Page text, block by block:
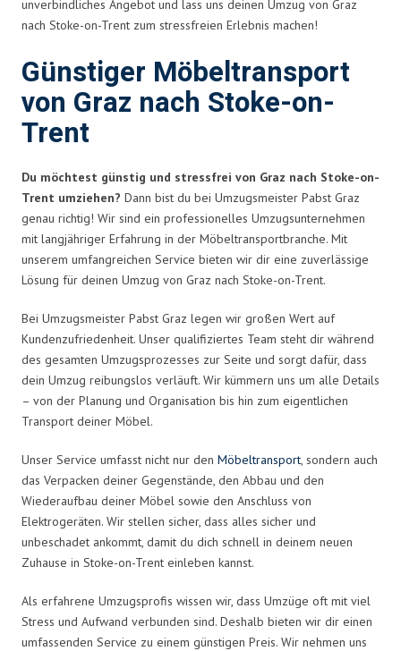
unverbindliches Angebot und lass uns deinen Umzug von Graz
nach Stoke-on-Trent zum stressfreien Erlebnis machen!
Günstiger Möbeltransport
von Graz nach Stoke-on-
Trent
Du möchtest günstig und stressfrei von Graz nach Stoke-on-
Trent umziehen? Dann bist du bei Umzugsmeister Pabst Graz
genau richtig! Wir sind ein professionelles Umzugsunternehmen
mit langjähriger Erfahrung in der Möbeltransportbranche. Mit
unserem umfangreichen Service bieten wir dir eine zuverlässige
Lösung für deinen Umzug von Graz nach Stoke-on-Trent.
Bei Umzugsmeister Pabst Graz legen wir großen Wert auf
Kundenzufriedenheit. Unser qualifiziertes Team steht dir während
des gesamten Umzugsprozesses zur Seite und sorgt dafür, dass
dein Umzug reibungslos verläuft. Wir kümmern uns um alle Details
– von der Planung und Organisation bis hin zum eigentlichen
Transport deiner Möbel.
Unser Service umfasst nicht nur den Möbeltransport, sondern auch
das Verpacken deiner Gegenstände, den Abbau und den
Wiederaufbau deiner Möbel sowie den Anschluss von
Elektrogeräten. Wir stellen sicher, dass alles sicher und
unbeschadet ankommt, damit du dich schnell in deinem neuen
Zuhause in Stoke-on-Trent einleben kannst.
Als erfahrene Umzugsprofis wissen wir, dass Umzüge oft mit viel
Stress und Aufwand verbunden sind. Deshalb bieten wir dir einen
umfassenden Service zu einem günstigen Preis. Wir nehmen uns